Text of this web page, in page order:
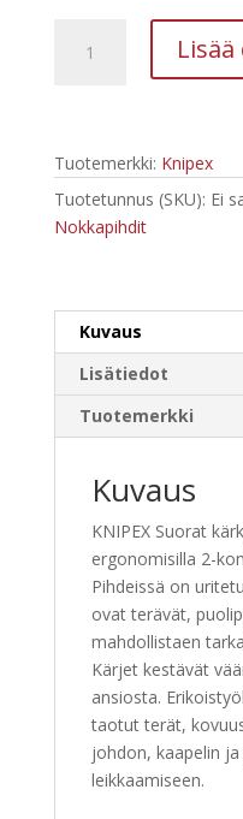
Kärkipihti
200
mm,
2506160
Tuotemerkki: Knipex
Tuotetunnus (SKU): Ei
Nokkapihdit
Kuvaus
Lisätiedot
Tuotemerkki
Kuvaus
KNIPEX Suorat
ergonomisilla 2-
Pihdeissä on
ovat terävät,
mahdollistaen
Kärjet kestävät
ansiosta.
taotut terät,
johdon, kaapelin
leikkaamiseen.